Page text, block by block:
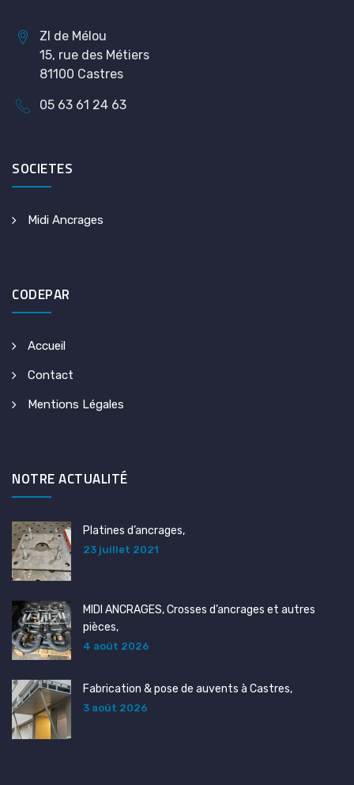
ZI de Mélou
15, rue des Métiers
81100 Castres
05 63 61 24 63
SOCIETES
Midi Ancrages
CODEPAR
Accueil
Contact
Mentions Légales
NOTRE ACTUALITÉ
Platines d’ancrages,
23 juillet 2021
MIDI ANCRAGES, Crosses d’ancrages et autres
pièces,
4 août 2026
Fabrication & pose de auvents à Castres,
3 août 2026